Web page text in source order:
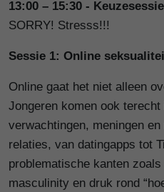
13:00 – 15:30 -
SORRY! Stresss!!!
Sessie 1: Online
Online gaat het niet alleen
Jongeren komen ook
verwachtingen, meningen
relaties, van datingapps tot
problematische kanten
masculinity en druk rond